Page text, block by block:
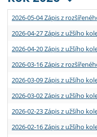
2026-05-04 Zápis z
2026-04-27 Zápis z užšího
2026-04-20 Zápis z užšího
2026-03-16 Zápis z
2026-03-09 Zápis z užšího
2026-03-02 Zápis z užšího
2026-02-23 Zápis z užšího
2026-02-16 Zápis z užšího